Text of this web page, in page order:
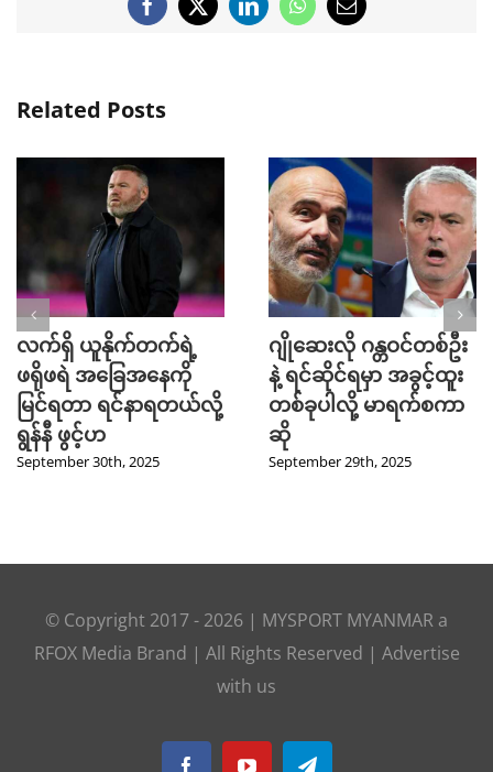
Facebook
X LinkedInWhatsApp
Email
Related Posts
လက်ရှိ ယူနိုက်တက်ရဲ့
ဖရိုဖရဲ အခြေအနေကို
မြင်ရတာ ရင်နာရတယ်လို့
ရွန်နီ ဖွင့်ဟ
September 30th, 2025
ဂျိုဆေးလို ဂန္တဝင်တစ်ဦး
နဲ့ ရင်ဆိုင်ရမှာ အခွင့်ထူး
တစ်ခုပါလို့ မာရက်စကာ
ဆို
September 29th, 2025
© Copyright 2017 - 2026 | MYSPORT MYANMAR a
RFOX Media Brand | All Rights Reserved | Advertise
with us